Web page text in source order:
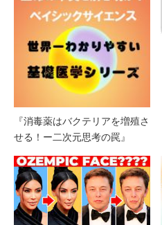
『消毒薬はバクテリアを増殖さ
せる！ー二次元思考の罠』